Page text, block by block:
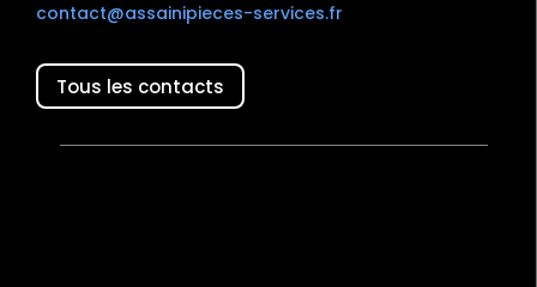
contact@assainipieces-services.fr
Tous les contacts